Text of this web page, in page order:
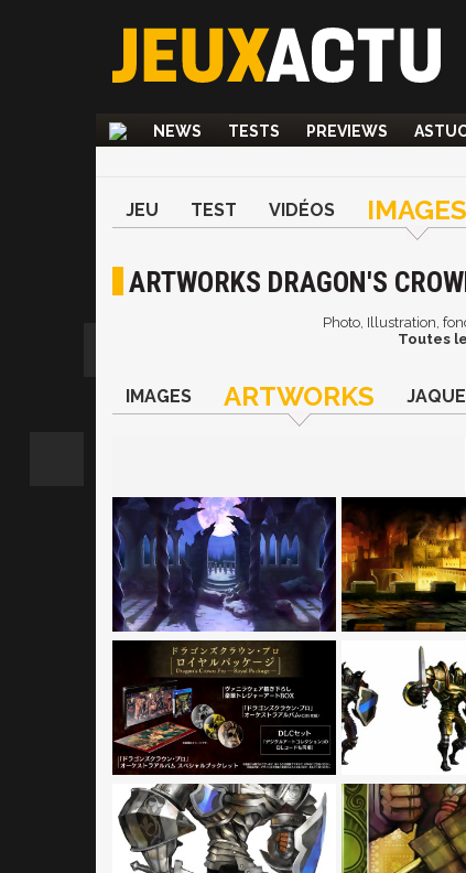
NEWS TESTS PREVIEWS
JEU TEST VIDÉOS IMAGES
ARTWORKS DRAGON'S
Photo, Illustration,
Toutes
IMAGES ARTWORKS